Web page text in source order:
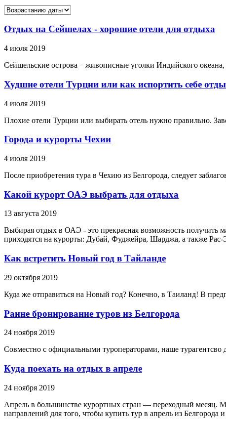
Отдых на Сейшелах - хорошие отели для отдыха
4 июля 2019
Сейшельские острова – живописные уголки Индийского
Худшие отели Турции или как испортить себе
4 июля 2019
Плохие отели Турции или выбирать отель нужно правильно.
Города и курорты Чехии
4 июля 2019
После приобретения тура в Чехию из Белгорода, следует
Какой курорт ОАЭ выбрать для отдыха
13 августа 2019
Выбирая отдых в ОАЭ - это прекрасная возможность получить
приходятся на курорты: Дубай, Фуджейра, Шарджа, а также
Как встретить Новый год в Тайланде
29 октября 2019
Куда же отправиться на Новый год? Конечно, в Таиланд! В
Ранне бронирование туров из Белгорода
24 ноября 2019
Совместно с официальными туроператорами, наше
Куда поехать на отдых в апреле
24 ноября 2019
Апрель в большинстве курортных стран — переходный месяц.
направлений для того, чтобы купить тур в апрель из Белгорода